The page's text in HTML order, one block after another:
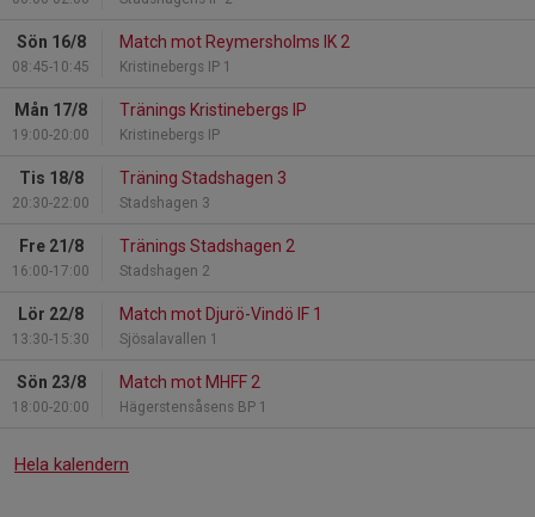
Sön 16/8
08:45-10:45
Match mot Reymersholms IK 2
Kristinebergs IP 1
Mån 17/8
19:00-20:00
Tränings Kristinebergs IP
Kristinebergs IP
Tis 18/8
20:30-22:00
Träning Stadshagen 3
Stadshagen 3
Fre 21/8
16:00-17:00
Tränings Stadshagen 2
Stadshagen 2
Lör 22/8
13:30-15:30
Match mot Djurö-Vindö IF 1
Sjösalavallen 1
Sön 23/8
18:00-20:00
Match mot MHFF 2
Hägerstensåsens BP 1
Hela kalendern